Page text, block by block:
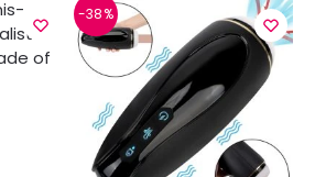
-38%